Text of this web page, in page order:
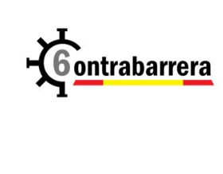
contenido